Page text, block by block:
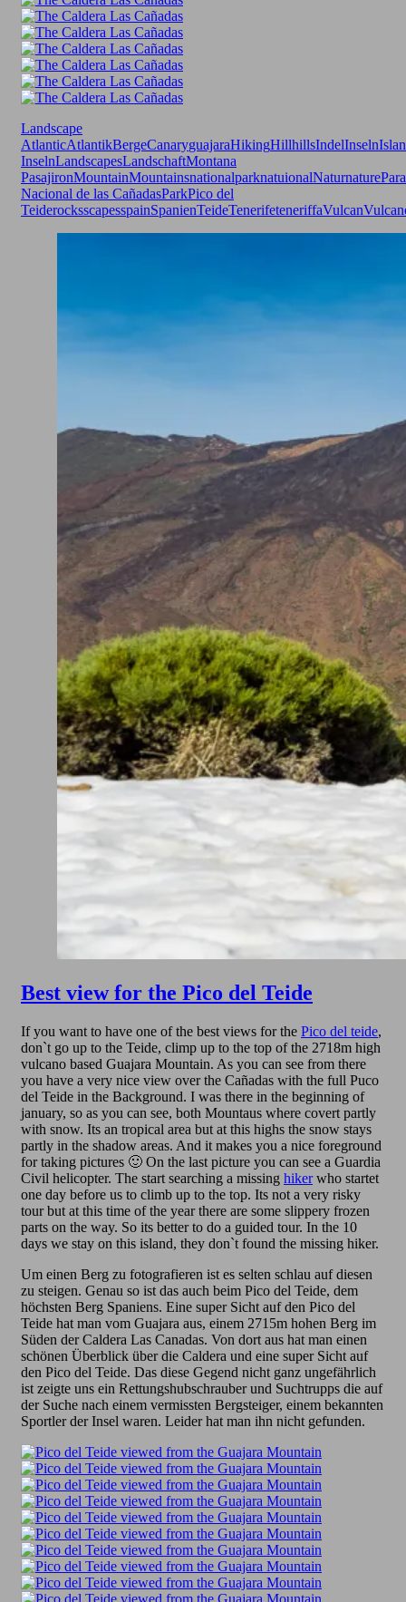
Landscape
AtlanticAtlantikBergeCanaryguajaraHikingHillhillsIndelInseln
InselnLandscapesLandschaftMontana
PasajironMountainMountainsnationalparknatuionalNaturnature
Nacional de las CañadasParkPico del
TeiderocksscapesspainSpanienTeideTenerifeteneriffaVulcan
Best view for the Pico del Teide
If you want to have one of the best views for the Pico del teide,
don`t go up to the Teide, climp up to the top of the 2718m high
vulcano based Guajara Mountain. As you can see from there
you have a very nice view over the Cañadas with the full Puco
del Teide in the Background. I was there in the beginning of
january, so as you can see, both Mountaus where covert partly
with snow. Its an tropical area but at this highs the snow stays
partly in the shadow areas. And it makes you a nice foreground
for taking pictures 🙂 On the last picture you can see a Guardia
Civil helicopter. The start searching a missing hikerwho startet
one day before us to climb up to the top. Its not a very risky
tour but at this time of the year there are some slippery frozen
parts on the way. So its better to do a guided tour. In the 10
days we stay on this island, they don`t found the missing hiker.
Um einen Berg zu fotografieren ist es selten schlau auf diesen
zu steigen. Genau so ist das auch beim Pico del Teide, dem
höchsten Berg Spaniens. Eine super Sicht auf den Pico del
Teide hat man vom Guajara aus, einem 2715m hohen Berg im
Süden der Caldera Las Canadas. Von dort aus hat man einen
schönen Überblick über die Caldera und eine super Sicht auf
den Pico del Teide. Das diese Gegend nicht ganz ungefährlich
ist zeigte uns ein Rettungshubschrauber und Suchtrupps die auf
der Suche nach einem vermissten Bergsteiger, einem bekannten
Sportler der Insel waren. Leider hat man ihn nicht gefunden.